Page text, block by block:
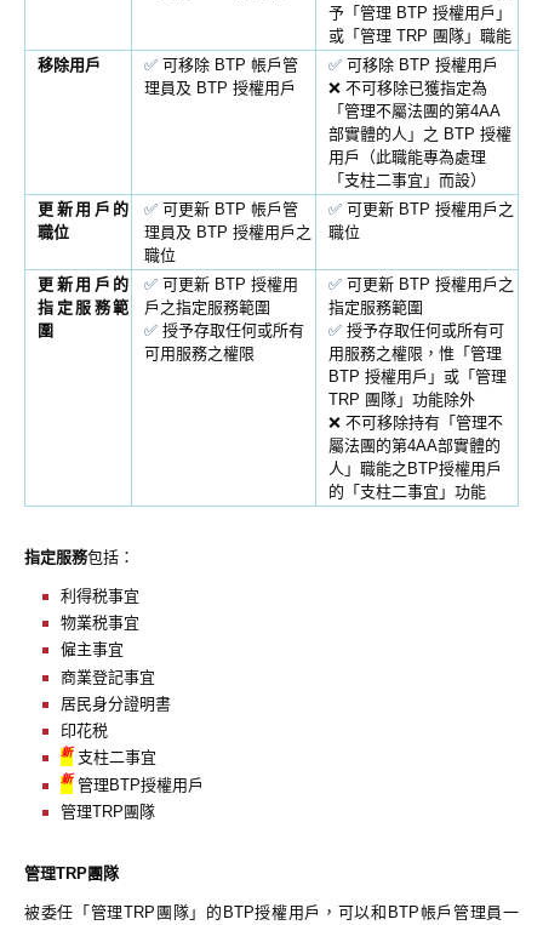
予「管理 BTP 授權用戶」
或「管理 TRP 團隊」職能
移除用戶
✅ 可移除 BTP 帳戶管
理員及 BTP 授權用戶
✅ 可移除 BTP 授權用戶
❌ 不可移除已獲指定為
「管理不屬法團的第4AA
部實體的人」之 BTP 授權
用戶（此職能專為處理
「支柱二事宜」而設）
更新用戶的
職位
✅ 可更新 BTP 帳戶管
理員及 BTP 授權用戶之
職位
✅ 可更新 BTP 授權用戶之
職位
更新用戶的
指定服務範
圍
✅ 可更新 BTP 授權用
戶之指定服務範圍
✅ 授予存取任何或所有
可用服務之權限
✅ 可更新 BTP 授權用戶之
指定服務範圍
✅ 授予存取任何或所有可
用服務之權限，惟「管理
BTP 授權用戶」或「管理
TRP 團隊」功能除外
❌ 不可移除持有「管理不
屬法團的第4AA部實體的
人」職能之BTP授權用戶
的「支柱二事宜」功能
指定服務包括：
利得税事宜
物業税事宜
僱主事宜
商業登記事宜
居民身分證明書
印花税
新支柱二事宜
新管理BTP授權用戶
管理TRP團隊
管理TRP團隊
被委任「管理TRP團隊」的BTP授權用戶，可以和BTP帳戶管理員一